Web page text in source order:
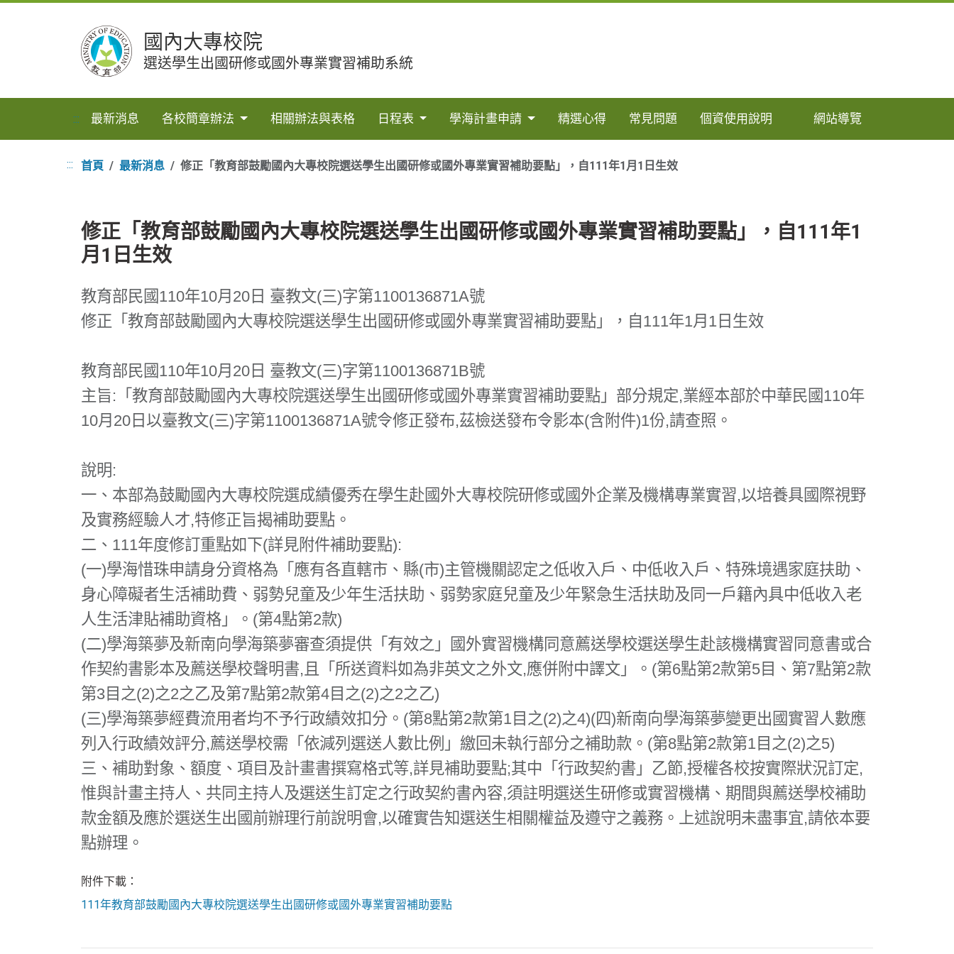
國內大專校院
選送學生出國研修或國外專業實習補助系統
::: 最新消息 各校簡章辦法 相關辦法與表格 日程表 學海計畫申請 精選心得 常見問題 個資使用說明 網站導覽
::: 首頁 最新消息 修正「教育部鼓勵國內大專校院選送學生出國研修或國外專業實習補助要點」，自111年1月1日生效
修正「教育部鼓勵國內大專校院選送學生出國研修或國外專業實習補助要點」，自111年1
月1日生效
教育部民國110年10月20日 臺教文(三)字第1100136871A號
修正「教育部鼓勵國內大專校院選送學生出國研修或國外專業實習補助要點」，自111年1月1日生效
教育部 民國110年10月20日 臺教文(三)字第1100136871B號
主旨:「教育部鼓勵國內大專校院選送學生出國研修或國外專業實習補助要點」部分規定,業經本部於中華民國110年
10月20日以臺教文(三)字第1100136871A號令修正發布,茲檢送發布令影本(含附件)1份,請查照。
說明:
一、本部為鼓勵國內大專校院選成績優秀在學生赴國外大專校院研修或國外企業及機構專業實習,以培養具國際視野
及實務經驗人才,特修正旨揭補助要點。
二、111年度修訂重點如下(詳見附件補助要點):
(一)學海惜珠申請身分資格為「應有各直轄市、縣(市)主管機關認定之低收入戶、中低收入戶、特殊境遇家庭扶助、
身心障礙者生活補助費、弱勢兒童及少年生活扶助、弱勢家庭兒童及少年緊急生活扶助及同一戶籍內具中低收入老
人生活津貼補助資格」。(第4點第2款)
(二)學海築夢及新南向學海築夢審查須提供「有效之」國外實習機構同意薦送學校選送學生赴該機構實習同意書或合
作契約書影本及薦送學校聲明書,且「所送資料如為非英文之外文,應併附中譯文」。(第6點第2款第5目、第7點第2款
第3目之(2)之2之乙及第7點第2款第4目之(2)之2之乙)
(三)學海築夢經費流用者均不予行政績效扣分。(第8點第2款第1目之(2)之4)(四)新南向學海築夢變更出國實習人數應
列入行政績效評分,薦送學校需「依減列選送人數比例」繳回未執行部分之補助款。(第8點第2款第1目之(2)之5)
三、補助對象、額度、項目及計畫書撰寫格式等,詳見補助要點;其中「行政契約書」乙節,授權各校按實際狀況訂定,
惟與計畫主持人、共同主持人及選送生訂定之行政契約書內容,須註明選送生研修或實習機構、期間與薦送學校補助
款金額及應於選送生出國前辦理行前說明會,以確實告知選送生相關權益及遵守之義務。上述說明未盡事宜,請依本要
點辦理。
附件下載：
111年教育部鼓勵國內大專校院選送學生出國研修或國外專業實習補助要點FILE